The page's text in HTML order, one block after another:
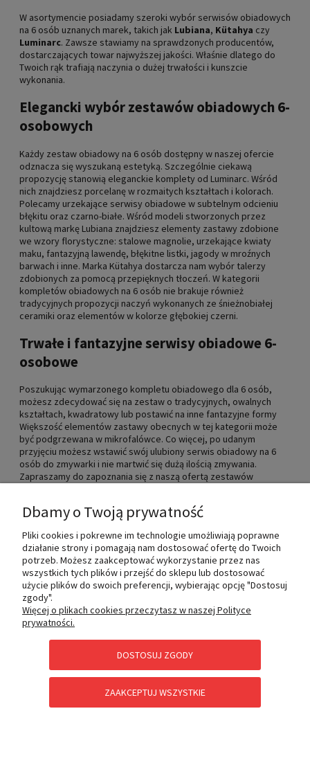
W asortymencie posiadamy szeroki wybór serwisów obiadowych
na 6 osób uznanych marek, takich jak Lubiana, Kütahya czy
Luminarc. Zawsze stawiamy na sprawdzonych producentów,
dostarczających towar najwyższej jakości. Właśnie dlatego do
Twoich rąk trafiają naczynia o dużej trwałości i kunszcie
wykonania.
Elegancki wybór zestawów obiadowych 6-
osobowych
Każdy zestaw obiadowy na 6 osób dostępny w naszej ofercie
odznacza się wyszukaną estetyką. Szczególnie ciekawą
propozycję stanowią eleganckie komplety od Luminarc. Wśród
nich znajdziesz porcelanę w rozmaitych kształtach i kolorach.
Polecamy urzekające serwisy obiadowe w subtelnym odcieniu
błękitu oraz czarno-białe. Wśród modeli stworzonych przez
kultową markę Lubiana znajdziesz elementy zastawy zdobione
we wzory florystyczne: stalowe magnolie, urzekające kwiaty
maku, fantazyjną lawendę, błękitne listki, jagody w mroźnych
barwach i inne. Marka Kütahya dostarcza nam wybór talerzy
zdobionych za pomocą przepięknych tłoczeń. W kategorii
kompletów obiadowych na 6 osób nie brakuje również
tradycyjnych propozycji naczyń wykonanych ze śnieżnobiałej
ceramiki oraz elementów w kolorze głębokiej czerni.
Trwałe i fantazyjne serwisy obiadowe 6-
osobowe
Poszukując wymarzonego kompletu obiadowego dla 6 osób,
możesz zdecydować się na zestaw o tradycyjnych, owalnych
kształtach, kwadratowy lub postawić na inne fantazyjne formy
Większość elementów zastawy obecnych w tej kategorii może
być podgrzewana w mikrofalówce. Co więcej, po udanym
przyjęciu możesz wstawić swój ulubiony serwis obiadowy na 6
osób do zmywarki i nie martwić się dużą ilością zmywania.
Zapraszamy do zapoznania się z naszą ofertą zestawów
coś dla siebie.
Newsletter
Zapisz się do naszego newslettera, aby być na bieżąco z
naszymi ofertami!
SIĘ
Dbamy o Twoją prywatność
Pliki cookies i pokrewne im technologie umożliwiają poprawne
działanie strony i pomagają nam dostosować ofertę do Twoich
potrzeb. Możesz zaakceptować wykorzystanie przez nas
wszystkich tych plików i przejść do sklepu lub dostosować
użycie plików do swoich preferencji, wybierając opcję "Dostosuj
zgody".
Więcej o plikach cookies przeczytasz w naszej Polityce
prywatności.
DOSTOSUJ ZGODY
ZAAKCEPTUJ WSZYSTKIE